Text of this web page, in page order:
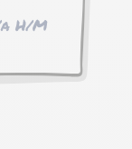
H/M